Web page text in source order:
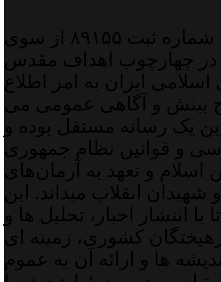
پایگاه خبری خبربین آنلاین به شماره ثبت ۸۹۱۵۵ از سوی
در چهارچوب اهداف مقدس
ایران به امر اطلاع
بینش و آگاهی عمومی می
یک رسانه مستقل بوده و
و قوانین نظام جمهوری
و تعهد به آرمان‌های
انقلاب میداند. این
انتشار اخبار، تحلیل ها و
کشوری، زمینه ای
ها و ارائه آن به عموم